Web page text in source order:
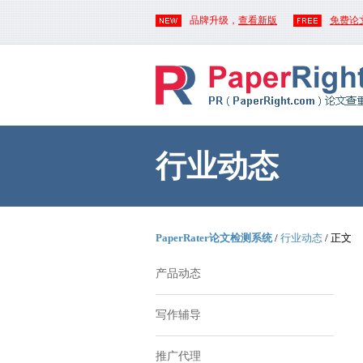
品牌升级， 查看新版 免费论
行业动态
PaperRater论文检测系统/ 行业动态 / 正文
产品动态
写作辅导
推广代理